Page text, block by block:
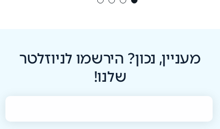
מעניין, נכון? הירשמו לניוזלטר
שלנו!